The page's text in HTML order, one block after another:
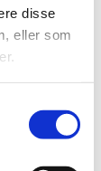
disse
eller som